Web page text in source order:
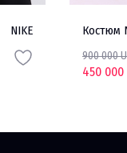
NIKE Костюм
900 000
450 000